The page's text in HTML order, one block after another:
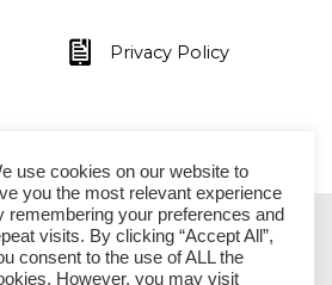
Privacy Policy
SÃO PAULO
use cookies on our website to
you the most relevant experience
remembering your preferences and
visits. By clicking “Accept All”,
consent to the use of ALL the
However, you may visit